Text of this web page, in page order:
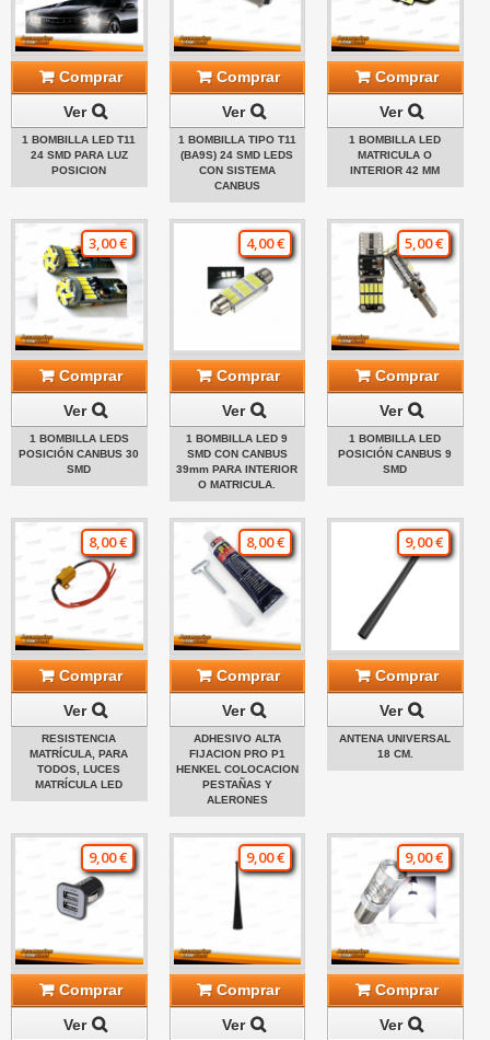
Comprar
Ver
1 BOMBILLA LED T11
24 SMD PARA LUZ
POSICION
Comprar
Ver
1 BOMBILLA TIPO T11
(BA9S) 24 SMD LEDS
CON SISTEMA
CANBUS
Comprar
Ver
1 BOMBILLA LED
MATRICULA O
INTERIOR 42 MM
3,00 €
Comprar
Ver
1 BOMBILLA LEDS
POSICIÓN CANBUS 30
SMD
4,00 €
Comprar
Ver
1 BOMBILLA LED 9
SMD CON CANBUS
39mm PARA INTERIOR
O MATRICULA.
5,00 €
Comprar
Ver
1 BOMBILLA LED
POSICIÓN CANBUS 9
SMD
8,00 €
Comprar
Ver
RESISTENCIA
MATRÍCULA, PARA
TODOS, LUCES
MATRÍCULA LED
8,00 €
Comprar
Ver
ADHESIVO ALTA
FIJACION PRO P1
HENKEL COLOCACION
PESTAÑAS Y
ALERONES
9,00 €
Comprar
Ver
ANTENA UNIVERSAL
18 CM.
9,00 €
Comprar
Ver
9,00 €
Comprar
Ver
9,00 €
Comprar
Ver